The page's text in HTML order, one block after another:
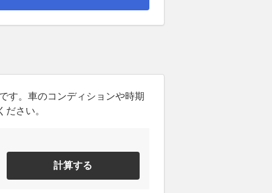
す。車のコンディションや時期
さい。
計算する